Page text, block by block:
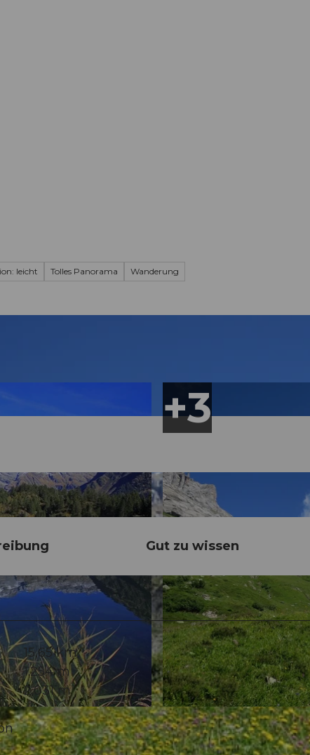
leicht Tolles Panorama Wanderung
© Sanna Laurén, Verein Urner Wanderwege |CC-BY
Gut zu wissen
15,65 km
1.254 m
2.031 m